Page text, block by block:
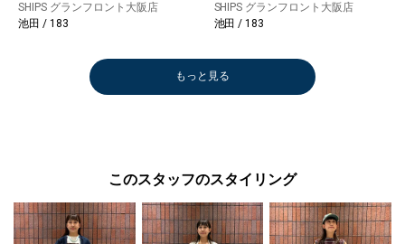
SHIPS グランフロント大阪店
池田 / 183
SHIPS グランフロント大阪店
池田 / 183
もっと見る
このスタッフのスタイリング